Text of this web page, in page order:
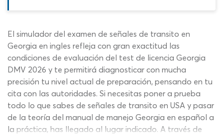
El simulador del examen de señales de transito en
Georgia en ingles refleja con gran exactitud las
condiciones de evaluación del test de licencia Georgia
DMV 2026 y te permitirá diagnosticar con mucha
precisión tu nivel actual de preparación, pensando en tu
cita con las autoridades. Si necesitas poner a prueba
todo lo que sabes de señales de transito en USA y pasar
de la teoría del manual de manejo Georgia en español a
la práctica, has llegado al lugar indicado. A través de